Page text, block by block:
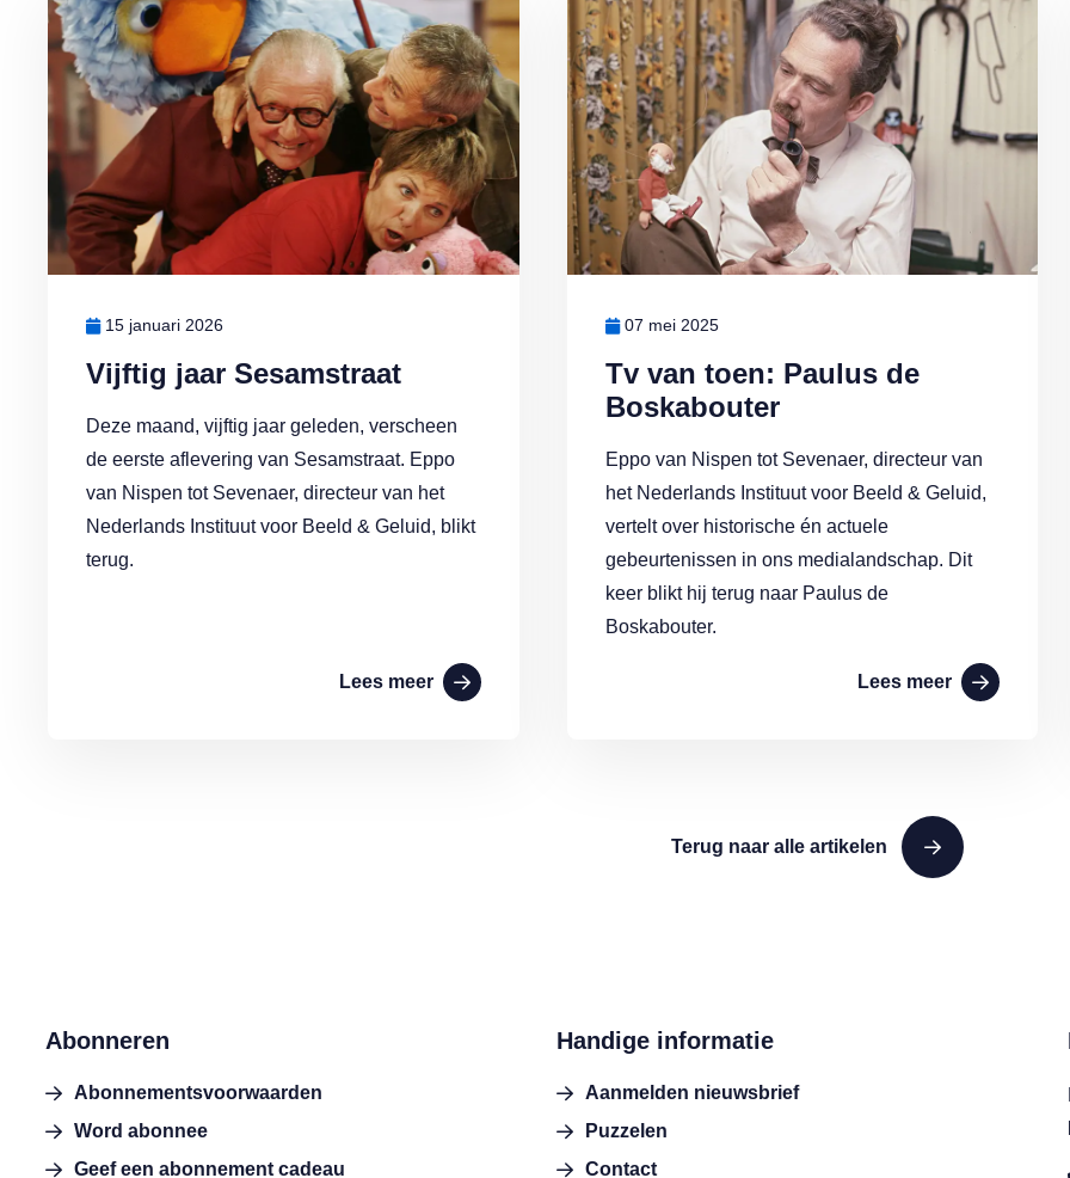
Vijftig jaar Sesamstraat
15 januari 2026
Deze maand, vijftig jaar geleden, verscheen
de eerste aflevering van Sesamstraat. Eppo
van Nispen tot Sevenaer, directeur van het
Nederlands Instituut voor Beeld & Geluid, blikt
terug.
Lees meer
Tv van toen: Paulus de
Boskabouter
07 mei 2025
Eppo van Nispen tot Sevenaer, directeur van
het Nederlands Instituut voor Beeld & Geluid,
vertelt over historische én actuele
gebeurtenissen in ons medialandschap. Dit
keer blikt hij terug naar Paulus de
Boskabouter.
Lees meer
Terug naar alle artikelen
Abonneren
Abonnementsvoorwaarden
Word abonnee
Geef een abonnement cadeau
Handige informatie
Aanmelden nieuwsbrief
Puzzelen
Contact